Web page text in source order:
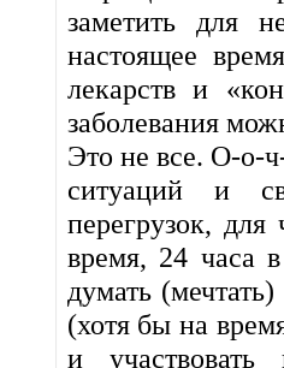
заметить для
настоящее
лекарств и
заболевания
Это не все. О-о-
ситуаций и
перегрузок, для
время, 24 часа
думать
(хотя бы на
и участвовать